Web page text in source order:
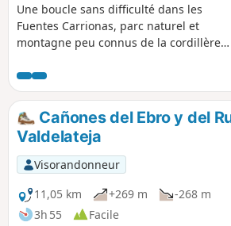
Une boucle sans difficulté dans les
Fuentes Carrionas, parc naturel et
montagne peu connus de la cordillère
Europa. La Peña de Santa Lucia est un
sommet excentré qui offre de beaux
panoramas sur les hauts sommets
(Curavacas, Espiguete, etc) Randonnée
très peu fréquentée, juste chevaux et
vaches en liberté, très peu balisée.
Cañones del Ebro y del
Valdelateja
Visorandonneur
11,05 km
+269 m
-268 m
3h 55
Facile